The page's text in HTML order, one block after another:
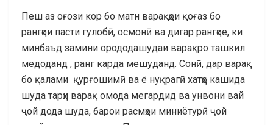
Пеш аз оғози кор бо матн варақҳои қоғаз бо
рангҳои пасти гулобӣ, осмонӣ ва дигар рангҳое, ки
минбаъд замини орододашудаи варақро ташкил
медоданд , ранг карда мешуданд. Сонӣ, дар варақ
бо қалами қурғошимӣ ва ё нуқрагӣ хатҳо кашида
шуда тарҳи варақ омода мегардид ва унвони вай
ҷой дода шуда, барои расмҳои миниётурӣ ҷой